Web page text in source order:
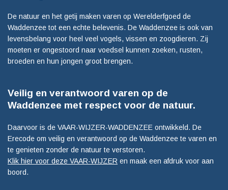
De natuur en het getij maken varen op Werelderfgoed de
Waddenzee tot een echte belevenis. De Waddenzee is ook van
levensbelang voor heel veel vogels, vissen en zoogdieren. Zij
moeten er ongestoord naar voedsel kunnen zoeken, rusten,
broeden en hun jongen groot brengen.
Veilig en verantwoord varen op de
Waddenzee met respect voor de natuur.
Daarvoor is de VAAR-WIJZER-WADDENZEE ontwikkeld. De
Erecode om veilig en verantwoord op de Waddenzee te varen en
te genieten zonder de natuur te verstoren.
Klik hier voor deze VAAR-WIJZER en maak een afdruk voor aan
boord.